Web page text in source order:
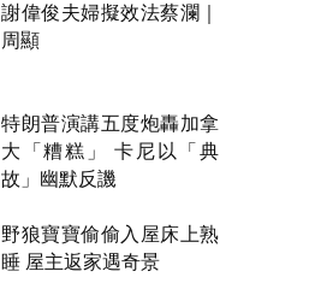
謝偉俊夫婦擬效法蔡瀾｜
周顯
特朗普演講五度炮轟加拿
大「糟糕」 卡尼以「典
故」幽默反譏
野狼寶寶偷偷入屋床上熟
睡 屋主返家遇奇景